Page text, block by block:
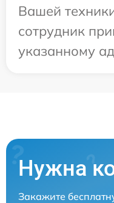
Вашей
сотрудник
указанному
Нужна
Закажите